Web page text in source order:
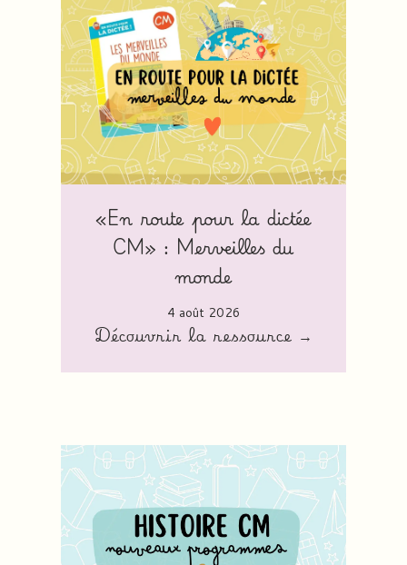
«En route pour la dictée
CM» : Merveilles du
monde
4 août 2026
Découvrir la ressource →